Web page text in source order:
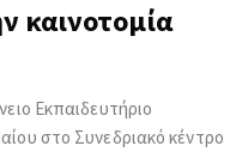
καινοτομία
Εκπαιδευτήριο
στο Συνεδριακό κέντρο